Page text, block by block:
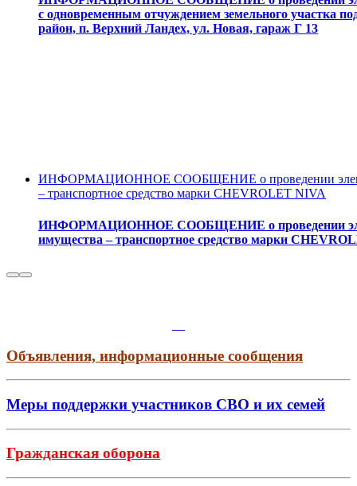
с одновременным отчуждением земельного участка
район, п. Верхний Ландех, ул. Новая, гараж Г 13
ИНФОРМАЦИОННОЕ СООБЩЕНИЕ о проведении
– транспортное средство марки CHEVROLET NIVA
ИНФОРМАЦИОННОЕ СООБЩЕНИЕ о проведении
имущества – транспортное средство марки
Объявления, информационные сообщения
Меры поддержки участников СВО и их семей
Гражданская оборона